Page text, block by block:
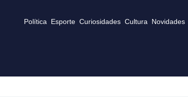
Política Esporte Curiosidades Cultura Novidades